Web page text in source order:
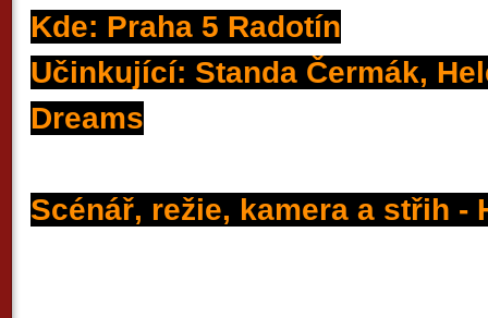
Kde: Praha 5 Radotín
Učinkující: Standa Čermák,
Dreams
Scénář, režie, kamera a střih -